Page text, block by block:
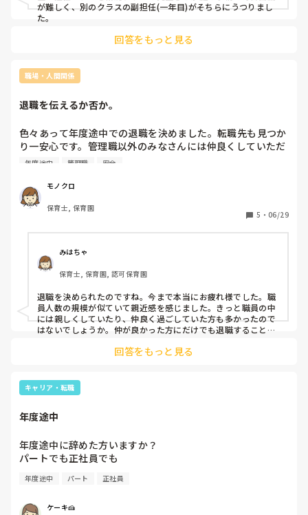
が難しく、別のクラスの副担任(一年目)がそちらにうつりまし
た。
回答をもっと見る
職場・人間関係
退職を伝えるか否か。
色々あって年度途中での退職を決めました。転職先も見つか
り一安心です。管理職以外のみなさんには仲良くしていただ
き、とても寂しいのですが…心も身体も限界を感じていま
いのか、迷ってます。皆さんならどうされますか？？職員30
人未満の小規模保育園です。
年度途中 管理職 安全
モノクロ
保育士, 保育園
5 ・ 06/29
みはちゃ
保育士, 保育園, 認可保育園
退職を決められたのですね。今まで本当にお疲れ様でした。職
員人数の規模が似ていて親近感を感じました。きっと職員の中
には親しくしていたり、仲良く過ごしていた方も多かったので
はないでしょうか。仲が良かった方にだけでも退職することを
ことができるのではと思いました！
回答をもっと見る
キャリア・転職
年度途中
年度途中に辞めた方いますか？
パートでも正社員でも
年度途中 パート 正社員
ケーキ🍰